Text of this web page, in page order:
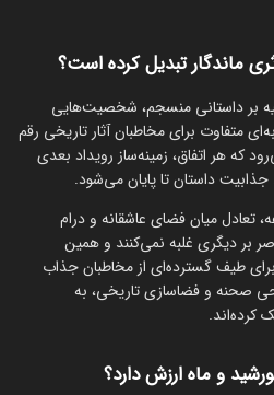
ماندگار تبدیل کرده است؟
بر داستانی منسجم، شخصیت‌هایی
متفاوت برای مخاطبان آثار تاریخی رقم
که هر اتفاق، زمینه‌ساز رویداد بعدی
داستان تا پایان می‌شود.
تعادل میان فضای عاشقانه و درام
بر دیگری غلبه نمی‌کنند و همین
طیف گسترده‌ای از مخاطبان جذاب
صحنه و فضاسازی تاریخی، به
کرده‌اند.
و ماه ارزش دارد؟